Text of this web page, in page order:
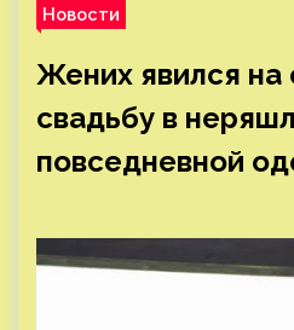
Новости
Жених явился на
свадьбу в
повседневной